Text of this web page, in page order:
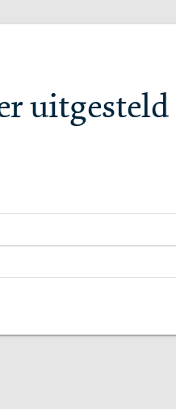
uitgesteld